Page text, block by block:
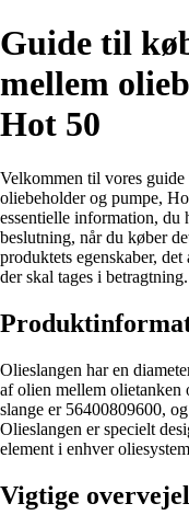
Guide til
mellem
Hot 50
Velkommen til vores
oliebeholder og pumpe,
essentielle information,
beslutning, når du køber
produktets egenskaber,
der skal tages i betragtning.
Olieslangen har en
af olien mellem olietanken
slange er 56400809600,
Olieslangen er specielt
element i enhver
Vigtige